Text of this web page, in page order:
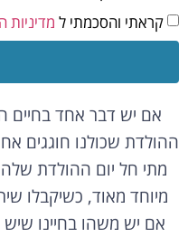
קראתי והסכמתי ל מדיניות
אם יש דבר אחד בחיים
ההולדת שכולנו חוגגים
מתי חל יום ההולדת
מיוחד מאוד, כשיקבלו
אם יש משהו בחיינו שיש